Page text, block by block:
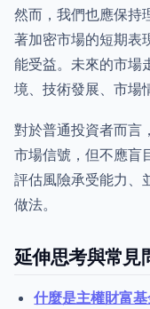
然而，我們也應保持
著加密市場的短期表
能受益。未來的市場
境、技術發展、市場
對於普通投資者而言
市場信號，但不應盲
評估風險承受能力、
做法。
延伸思考與常見
什麼是主權財富